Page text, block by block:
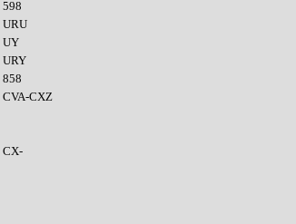
598
URU
UY
URY
858
CVA-CXZ
CX-